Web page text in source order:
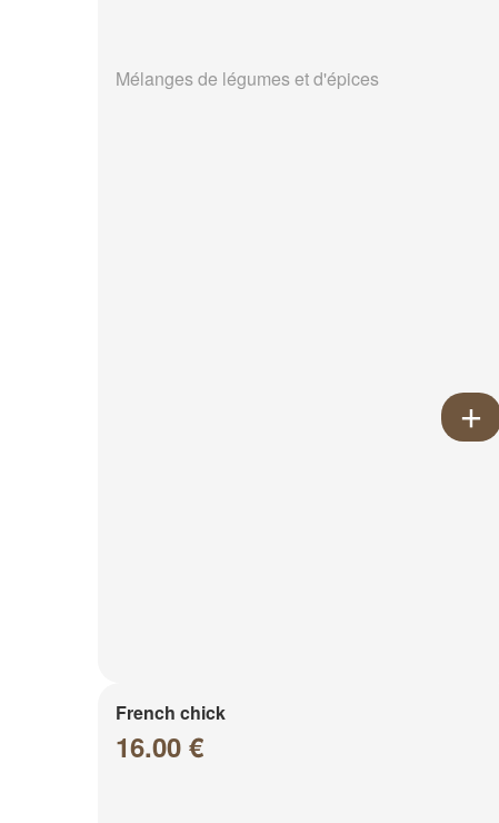
Mélanges de légumes et d'épices
French chick
16.00 €